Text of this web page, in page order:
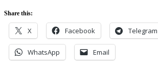
Share this:
X Facebook Telegram
WhatsApp Email